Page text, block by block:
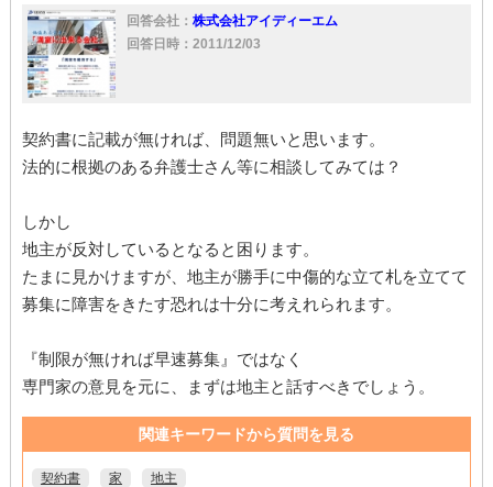
回答会社： 株式会社アイディーエム
回答日時：2011/12/03
契約書に記載が無ければ、問題無いと思います。
法的に根拠のある弁護士さん等に相談してみては？
しかし
地主が反対しているとなると困ります。
たまに見かけますが、地主が勝手に中傷的な立て札を立てて
募集に障害をきたす恐れは十分に考えれられます。
『制限が無ければ早速募集』ではなく
専門家の意見を元に、まずは地主と話すべきでしょう。
関連キーワードから質問を見る
契約書 家 地主